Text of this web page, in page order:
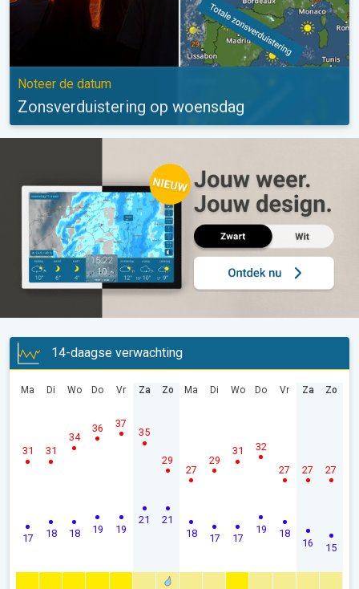
Noteer de datum
Zonsverduistering op woensdag
14-daagse verwachting
Ma
17
31
Di
18
31
Wo
18
34
Do
19
36
Vr
19
37
Za
21
35
Zo
21
29
Ma
18
27
Di
17
29
Wo
17
31
Do
19
32
Vr
18
27
Za
16
27
Zo
15
27